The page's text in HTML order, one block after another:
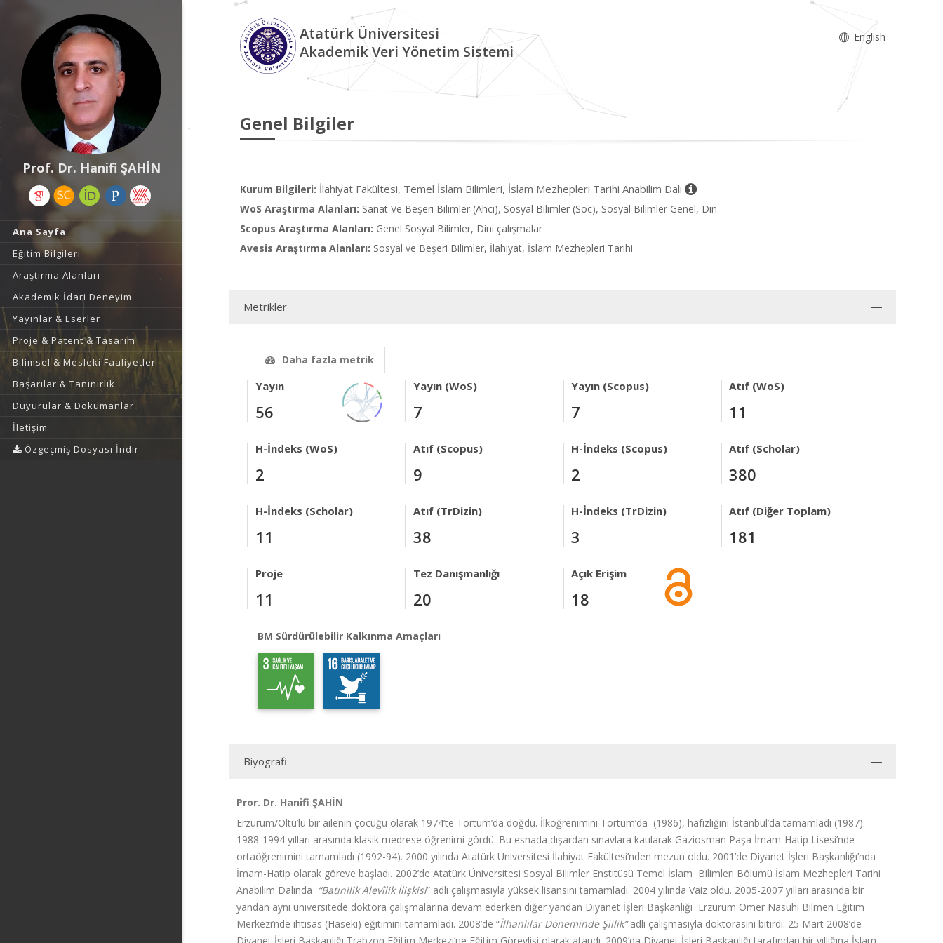
Prof. Dr. Hanifi ŞAHİN
Ana Sayfa
Eğitim Bilgileri
Araştırma Alanları
Akademik İdari Deneyim
Yayınlar & Eserler
Proje & Patent & Tasarım
Bilimsel & Mesleki Faaliyetler
Başarılar & Tanınırlık
Duyurular & Dokümanlar
İletişim
Özgeçmiş Dosyası İndir
Atatürk Üniversitesi
Akademik Veri Yönetim Sistemi
English
Genel Bilgiler
Kurum Bilgileri: İlahiyat Fakültesi, Temel İslam Bilimleri, İslam Mezhepleri Tarihi Anabilim Dalı
WoS Araştırma Alanları: Sanat Ve Beşeri Bilimler (Ahci), Sosyal Bilimler (Soc), Sosyal Bilimler Genel, Din
Scopus Araştırma Alanları: Genel Sosyal Bilimler, Dini çalışmalar
Avesis Araştırma Alanları: Sosyal ve Beşeri Bilimler, İlahiyat, İslam Mezhepleri Tarihi
Metrikler
Daha fazla metrik
Yayın
56
Yayın (WoS)
7
Yayın (Scopus)
7
Atıf (WoS)
11
H-İndeks (WoS)
2
Atıf (Scopus)
9
H-İndeks (Scopus)
2
Atıf (Scholar)
380
H-İndeks (Scholar)
11
Atıf (TrDizin)
38
H-İndeks (TrDizin)
3
Atıf (Diğer Toplam)
181
Proje
11
Tez Danışmanlığı
20
Açık Erişim
18
BM Sürdürülebilir Kalkınma Amaçları
Biyografi
Pror. Dr. Hanifi ŞAHİN
Erzurum/Oltu’lu bir ailenin çocuğu olarak 1974’te Tortum’da doğdu. İlköğrenimini Tortum’da (1986), hafızlığını İstanbul’da tamamladı (1987).
1988-1994 yılları arasında klasik medrese öğrenimi gördü. Bu esnada dışardan sınavlara katılarak Gaziosman Paşa İmam-Hatip Lisesi’nde
ortaöğrenimini tamamladı (1992-94). 2000 yılında Atatürk Üniversitesi İlahiyat Fakültesi’nden mezun oldu. 2001’de Diyanet İşleri Başkanlığı’nda
İmam-Hatip olarak göreve başladı. 2002’de Atatürk Üniversitesi Sosyal Bilimler Enstitüsü Temel İslam Bilimleri Bölümü İslam Mezhepleri Tarihi
Anabilim Dalında “Batınilik Alevîlik İlişkisi” adlı çalışmasıyla yüksek lisansını tamamladı. 2004 yılında Vaiz oldu. 2005-2007 yılları arasında bir
yandan aynı üniversitede doktora çalışmalarına devam ederken diğer yandan Diyanet İşleri Başkanlığı Erzurum Ömer Nasuhi Bilmen Eğitim
Merkezi’nde ihtisas (Haseki) eğitimini tamamladı. 2008’de “İlhanlılar Döneminde Şiilik”adlı çalışmasıyla doktorasını bitirdi. 25 Mart 2008’de